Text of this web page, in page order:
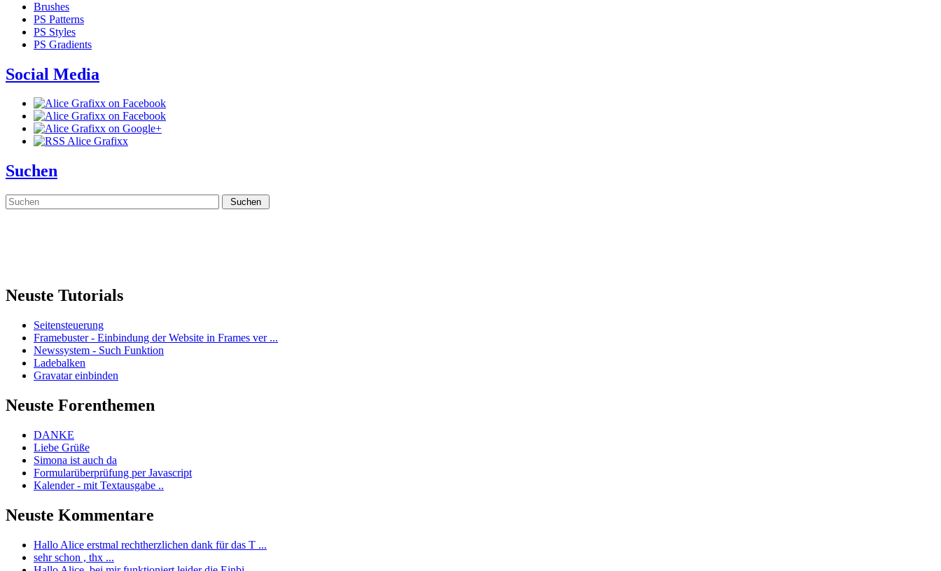
Brushes
PS Patterns
PS Styles
PS Gradients
Social Media
Suchen
Neuste Tutorials
Seitensteuerung
Framebuster - Einbindung der Website in Frames ver ...
Newssystem - Such Funktion
Ladebalken
Gravatar einbinden
Neuste Forenthemen
DANKE
Liebe Grüße
Simona ist auch da
Formularüberprüfung per Javascript
Kalender - mit Textausgabe ..
Neuste Kommentare
Hallo Alice erstmal rechtherzlichen dank für das T ...
sehr schon , thx ...